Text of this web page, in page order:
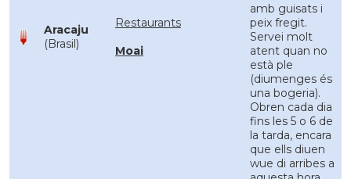
Aracaju
(Brasil)
Restaurants
Moai
amb guisats i
peix fregit.
Servei molt
atent quan no
està ple
(diumenges és
una bogeria).
Obren cada dia
fins les 5 o 6 de
la tarda, encara
que ells diuen
wue di arribes a